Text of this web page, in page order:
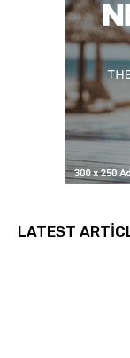
LATEST